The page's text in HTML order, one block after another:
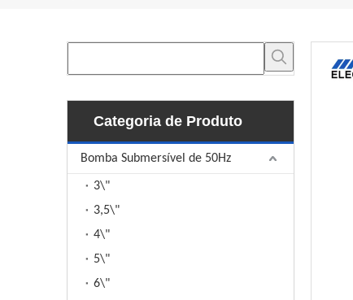
Categoria de Produto
Bomba Submersível de 50Hz
3\"
3,5\"
4\"
5\"
6\"